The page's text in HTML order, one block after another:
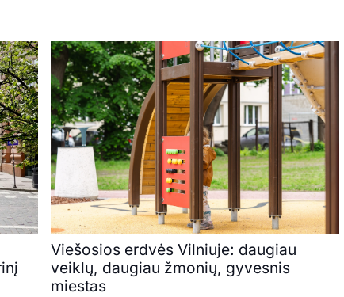
Viešosios erdvės Vilniuje: daugiau
veiklų, daugiau žmonių, gyvesnis
miestas